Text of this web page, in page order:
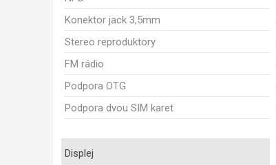
Konektor jack 3,5mm
Stereo reproduktory
FM rádio
Podpora OTG
Podpora dvou SIM karet
Displej